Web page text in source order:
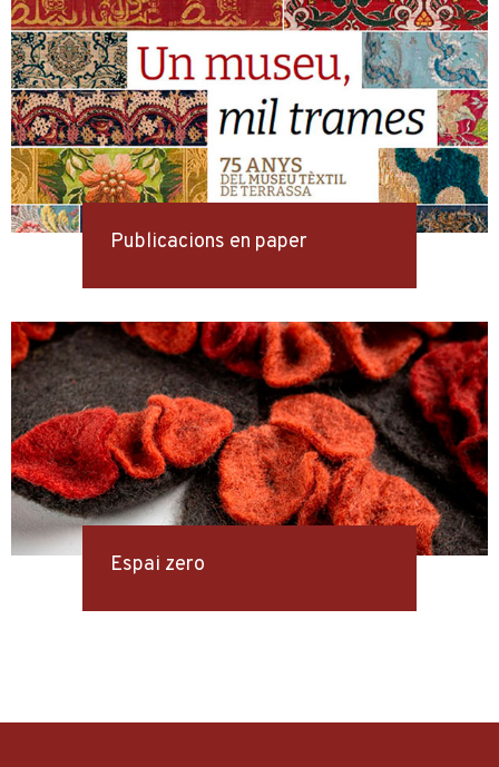
Publicacions en paper
Espai zero